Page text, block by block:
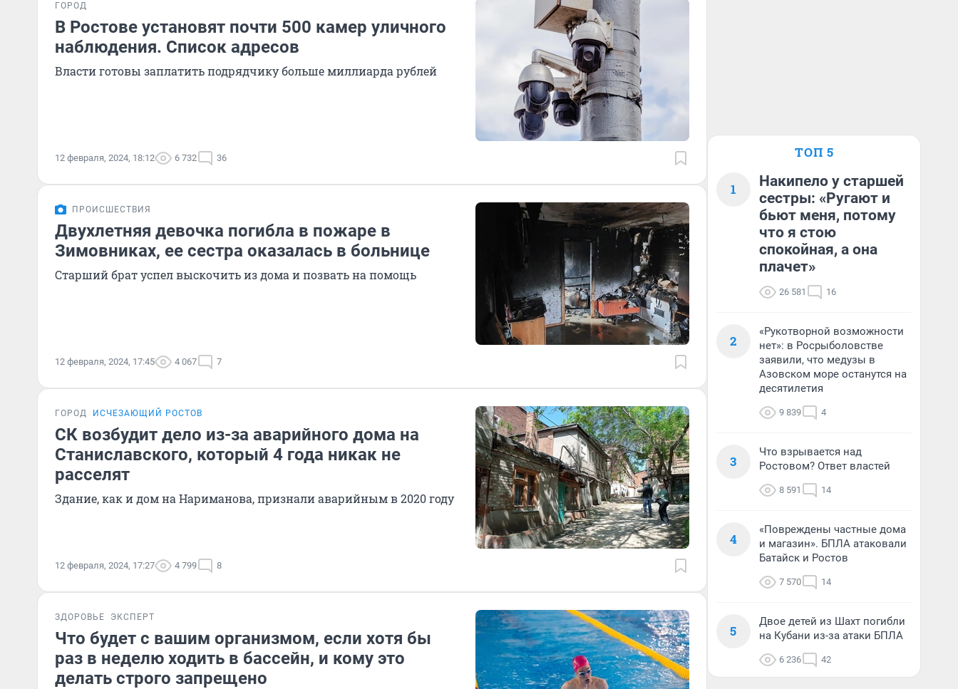
ГОРОД
В Ростове установят почти 500 камер уличного
наблюдения. Список адресов
Власти готовы заплатить подрядчику больше миллиарда рублей
12 февраля, 2024, 18:12 6 732 36
ПРОИСШЕСТВИЯ
Двухлетняя девочка погибла в пожаре в
Зимовниках, ее сестра оказалась в больнице
Старший брат успел выскочить из дома и позвать на помощь
12 февраля, 2024, 17:45 4 067 7
ГОРОД ИСЧЕЗАЮЩИЙ РОСТОВ
СК возбудит дело из-за аварийного дома на
Станиславского, который 4 года никак не
расселят
Здание, как и дом на Нариманова, признали аварийным в 2020 году
12 февраля, 2024, 17:27 4 799 8
ЗДОРОВЬЕ ЭКСПЕРТ
Что будет с вашим организмом, если хотя бы
раз в неделю ходить в бассейн, и кому это
делать строго запрещено
ТОП 5
1
Накипело у старшей
сестры: «Ругают и
бьют меня, потому
что я стою
спокойная, а она
плачет»
26 581 16
2
«Рукотворной возможности
нет»: в Росрыболовстве
заявили, что медузы в
Азовском море останутся на
десятилетия
9 839 4
3
Что взрывается над
Ростовом? Ответ властей
8 591 14
4
«Повреждены частные дома
и магазин». БПЛА атаковали
Батайск и Ростов
7 570 14
5
Двое детей из Шахт погибли
на Кубани из-за атаки БПЛА
6 236 42